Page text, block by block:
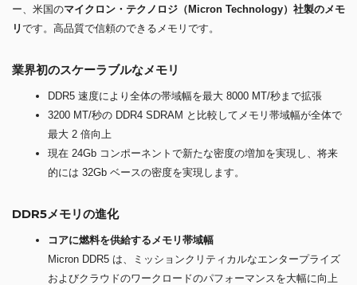
ー、米国のマイクロン・テクノロジ（Micron Technology）社製のメモ
リです。高品質で信頼のできるメモリです。
業界初のスケーラブルなメモリ
DDR5 速度により全体の帯域幅を最大 8000 MT/秒まで拡張
3200 MT/秒の DDR4 SDRAM と比較してメモリ帯域幅が全体で
最大 2 倍向上
現在 24Gb コンポーネントで新たな密度の増加を実現し、将来
的には 32Gb ベースの密度を実現します。
DDR5メモリの進化
コアに燃料を供給するメモリ帯域幅
Micron DDR5 は、ミッションクリティカルなエンタープライズ
およびクラウドのワークロードのパフォーマンスを大幅に向上